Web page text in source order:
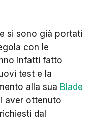
si sono già portati
con le
infatti fatto
test e la
alla sua Blade
aver ottenuto
dal